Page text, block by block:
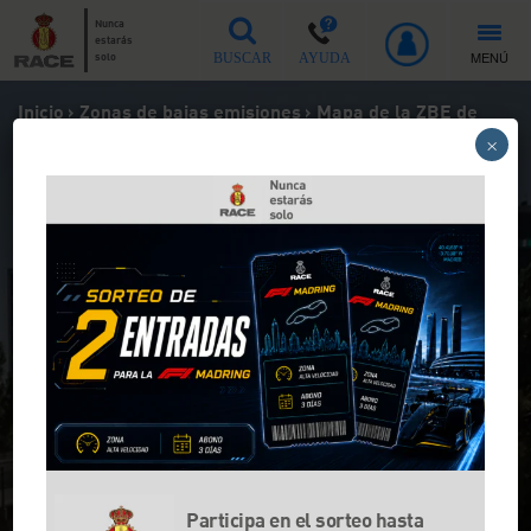
Nunca
estarás
solo
BUSCAR AYUDA MENÚ
Inicio > Zonas de bajas emisiones > Mapa de la ZBE de
Mapa de la ZBE de
Viladecans
¿Cómo es la Zona de Bajas Emisiones de
Viladecans? Descúbrela con el RACE
Participa en el sorteo hasta
×